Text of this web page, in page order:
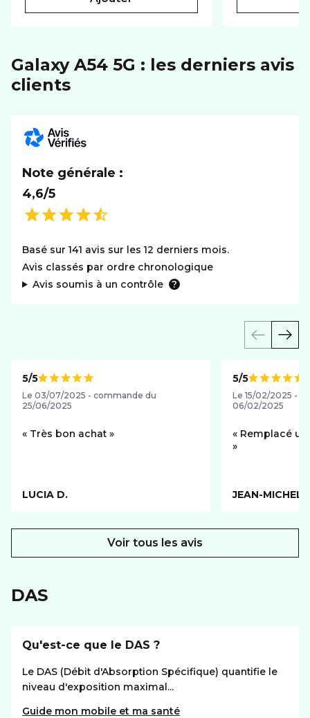
BATTERIE
Capacité
Réseaux
SYSTÈME D'EXPLOITATION
Système
Galaxy A54 5G : les derniers avis
clients
Note générale :
4,6/5
Basé sur 141 avis sur les 12 derniers mois.
Avis classés par ordre chronologique
Avis soumis à un contrôle
Note de
5/5
Le 03/07/2025 - commande du
25/06/2025
Très bon achat
LUCIA D.
Note de
5/5
Le 15/02/2025 -
06/02/2025
Remplacé un
JEAN-MICHEL
Voir tous les avis
DAS
Qu'est-ce que le DAS ?
Le DAS (Débit d'Absorption Spécifique) quantifie le
niveau d'exposition maximal...
Guide mon mobile et ma santé